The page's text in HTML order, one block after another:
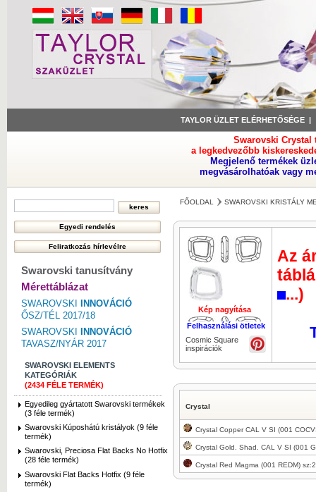
TAYLOR ÜZLET ELÉRHETŐSÉGE
Swarovski Crystal
a legkedvezőbb
Megjelenő termékek
megvásárolhatóak vagy
Swarovski tanusítvány
Mérettáblázat
SWAROVSKI
INNOVÁCIÓ
ŐSZ/TÉL 2017/18
SWAROVSKI
INNOVÁCIÓ
TAVASZ/NYÁR 2017
SWAROVSKI ELEMENTS
KATEGÓRIÁK
(2434 FÉLE TERMÉK)
Egyedileg gyártatott Swarovski termékek
(3 féle termék)
Swarovski Kúposhátú kristályok (9 féle
termék)
Swarovski, Preciosa Flat Backs No Hotfix
(28 féle termék)
Swarovski Flat Backs Hotfix (9 féle
termék)
FŐOLDAL SWAROVSKI KRISTÁLY
Kép nagyítása
Kép nagyítása
Kép nagyítása
Felhasználási ötletek
Cosmic Square
inspirációk
Az
...)
Crystal
Crystal Copper CAL V SI (001
Crystal Gold. Shad. CAL V SI (001
Crystal Red Magma (001 REDM)